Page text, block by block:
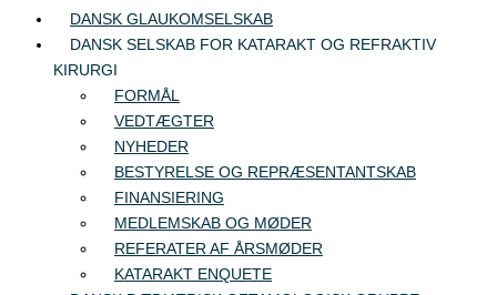
DANSK GLAUKOMSELSKAB
DANSK SELSKAB FOR KATARAKT OG REFRAKTIV
KIRURGI
FORMÅL
VEDTÆGTER
NYHEDER
BESTYRELSE OG REPRÆSENTANTSKAB
FINANSIERING
MEDLEMSKAB OG MØDER
REFERATER AF ÅRSMØDER
KATARAKT ENQUETE